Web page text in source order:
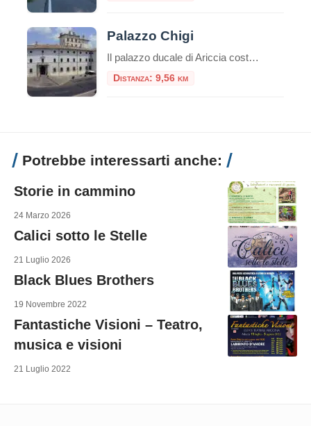
Palazzo Chigi
Il palazzo ducale di Ariccia costituisce un esempio unico di dimora barocca rimasta inalterata nel suo contesto ambientale e nel suo arredamento originario, a documentare il fasto di una delle più grandi casate papali italiane: i Chigi, già proprie
Distanza: 9,56 km
Potrebbe interessarti anche:
Storie in cammino
24 Marzo 2026
Calici sotto le Stelle
21 Luglio 2026
Black Blues Brothers
19 Novembre 2022
Fantastiche Visioni – Teatro,
musica e visioni
21 Luglio 2022